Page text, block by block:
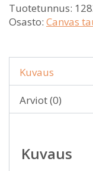
Tuotetunnus:
Osasto: Canvas
Kuvaus
Arviot (0)
Kuvaus